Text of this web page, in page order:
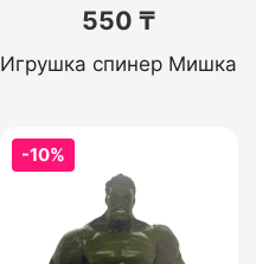
550 ₸
Игрушка спинер Мишка
-10%